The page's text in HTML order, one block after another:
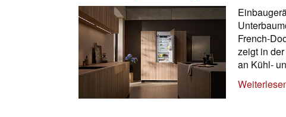
French-
zeigt in
an Kühl-